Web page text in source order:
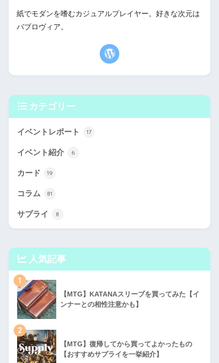
紙でモダンを嗜むカジュアルプレイヤー。好きな次元は
バブロヴィア。
カテゴリー
イベントレポート 17
イベント紹介 6
カード 19
コラム 81
サプライ 8
人気記事
1
【MTG】KATANAスリーブを買ってみた【イ
ンナーとの相性注意かも】
2
【MTG】復帰してから買ってよかったもの
【おすすめサプライを一挙紹介】